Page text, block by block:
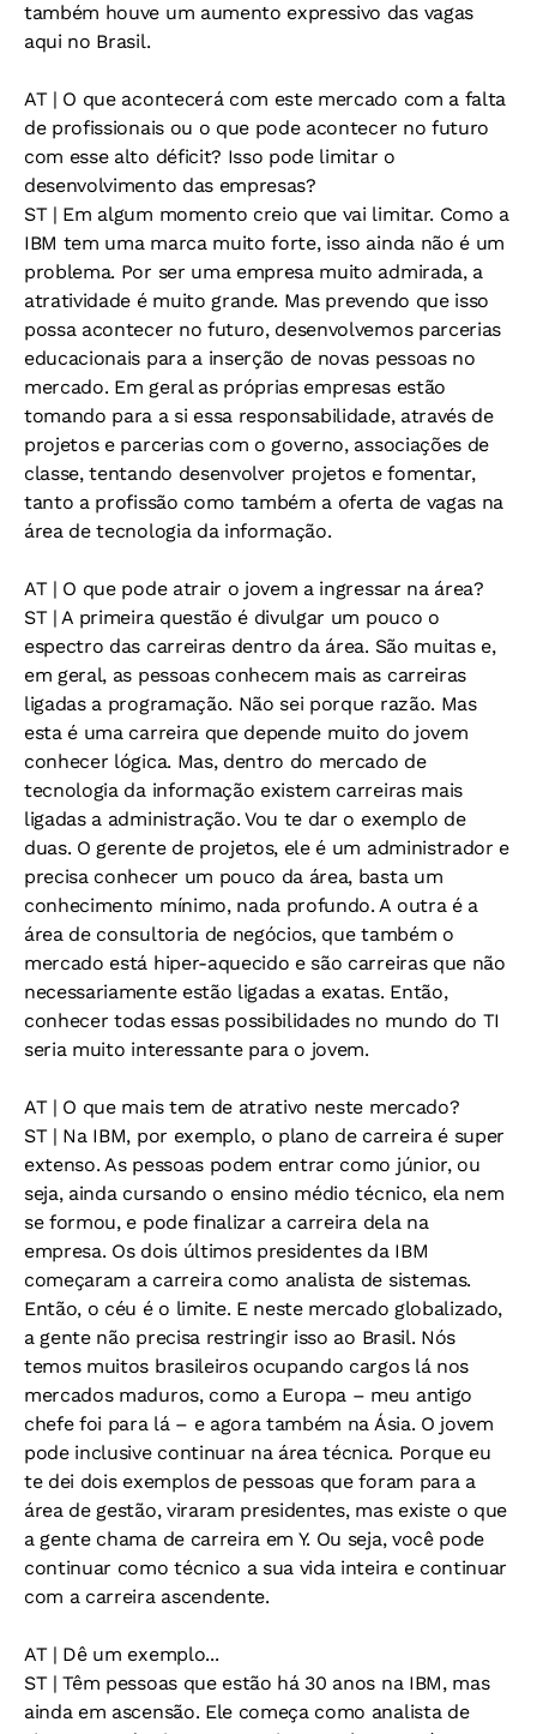
também houve um aumento expressivo das vagas
aqui no Brasil.
AT| O que acontecerá com este mercado com a falta
de profissionais ou o que pode acontecer no futuro
com esse alto déficit? Isso pode limitar o
desenvolvimento das empresas?
ST| Em algum momento creio que vai limitar. Como a
IBM tem uma marca muito forte, isso ainda não é um
problema. Por ser uma empresa muito admirada, a
atratividade é muito grande. Mas prevendo que isso
possa acontecer no futuro, desenvolvemos parcerias
educacionais para a inserção de novas pessoas no
mercado. Em geral as próprias empresas estão
tomando para a si essa responsabilidade, através de
projetos e parcerias com o governo, associações de
classe, tentando desenvolver projetos e fomentar,
tanto a profissão como também a oferta de vagas na
área de tecnologia da informação.
AT| O que pode atrair o jovem a ingressar na área?
ST| A primeira questão é divulgar um pouco o
espectro das carreiras dentro da área. São muitas e,
em geral, as pessoas conhecem mais as carreiras
ligadas a programação. Não sei porque razão. Mas
esta é uma carreira que depende muito do jovem
conhecer lógica. Mas, dentro do mercado de
tecnologia da informação existem carreiras mais
ligadas a administração. Vou te dar o exemplo de
duas. O gerente de projetos, ele é um administrador e
precisa conhecer um pouco da área, basta um
conhecimento mínimo, nada profundo. A outra é a
área de consultoria de negócios, que também o
mercado está hiper-aquecido e são carreiras que não
necessariamente estão ligadas a exatas. Então,
conhecer todas essas possibilidades no mundo do TI
seria muito interessante para o jovem.
AT| O que mais tem de atrativo neste mercado?
ST| Na IBM, por exemplo, o plano de carreira é super
extenso. As pessoas podem entrar como júnior, ou
seja, ainda cursando o ensino médio técnico, ela nem
se formou, e pode finalizar a carreira dela na
empresa. Os dois últimos presidentes da IBM
começaram a carreira como analista de sistemas.
Então, o céu é o limite. E neste mercado globalizado,
a gente não precisa restringir isso ao Brasil. Nós
temos muitos brasileiros ocupando cargos lá nos
mercados maduros, como a Europa – meu antigo
chefe foi para lá – e agora também na Ásia. O jovem
pode inclusive continuar na área técnica. Porque eu
te dei dois exemplos de pessoas que foram para a
área de gestão, viraram presidentes, mas existe o que
a gente chama de carreira em Y. Ou seja, você pode
continuar como técnico a sua vida inteira e continuar
com a carreira ascendente.
AT| Dê um exemplo...
ST| Têm pessoas que estão há 30 anos na IBM, mas
ainda em ascensão. Ele começa como analista de